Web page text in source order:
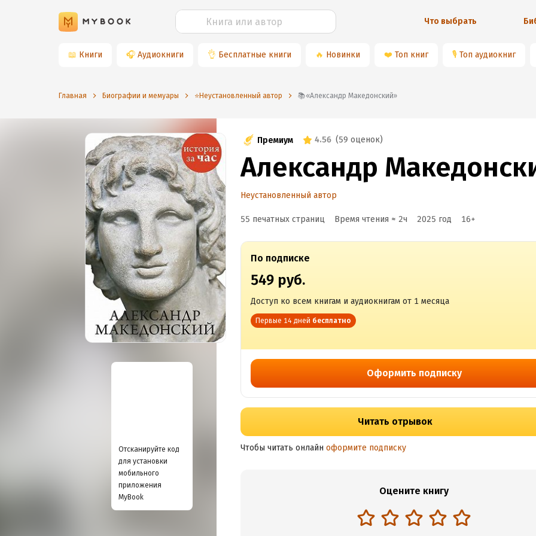
Что выбрать
📖 Книги 🎧 Аудиокниги 👌 Бесплатные книги 🔥 Новинки ❤️ Топ книг 🎙 Топ аудиокниг
Главная Биографии и мемуары ⭐️Неустановленный автор 📚«Александр Македонский»
Отсканируйте код
для установки
мобильного
приложения
MyBook
Премиум 4.56 (59 оценок)
Александр
Неустановленный автор
55 печатных страниц Время чтения ≈ 2ч 2025 год 16+
По подписке
549 руб.
Доступ ко всем книгам и аудиокнигам от 1 месяца
Первые 14 дней бесплатно
Оформить подписку
Читать отрывок
Чтобы читать онлайн оформите подписку
Оцените книгу